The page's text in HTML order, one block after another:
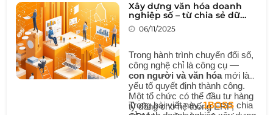
Xây dựng văn hóa doanh
nghiệp số – từ chia sẻ dữ
liệu đến cộng tác thông
minh
06/11/2025
Trong hành trình chuyển đổi số,
công nghệ chỉ là công cụ —
con người và văn hóamới là
yếu tố quyết định thành công.
Một tổ chức có thể đầu tư hàng
tỷ đồng cho hệ thống ERP,
Trong bài viết này,1BOSS chia